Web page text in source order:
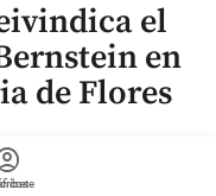
el
en
de Flores
de Flores,